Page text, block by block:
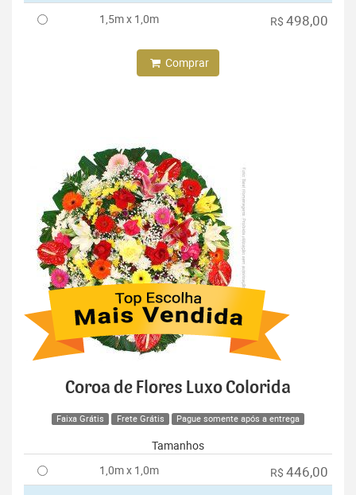
1,5m x 1,0m R$ 498,00
Comprar
Coroa de Flores Luxo Colorida
Faixa Grátis Frete Grátis Pague somente após a entrega
Tamanhos
1,0m x 1,0m
R$ 446,00